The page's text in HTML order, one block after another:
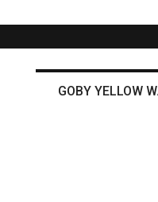
GOBY YELLOW